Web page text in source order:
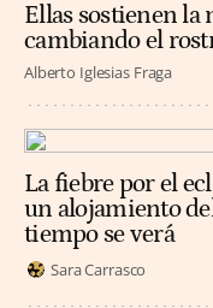
Ellas sostienen la
cambiando el
Alberto Iglesias Fraga
La fiebre por el
un alojamiento
tiempo se verá
Sara Carrasco